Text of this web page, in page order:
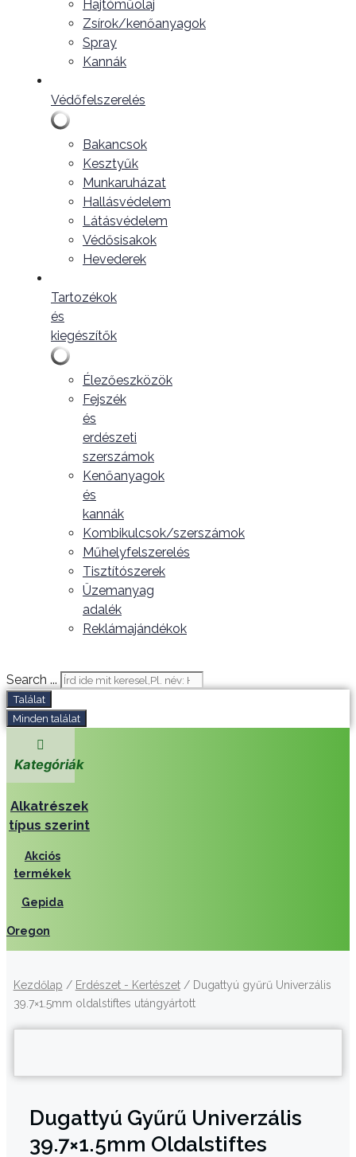
Hajtóműolaj
Zsírok/kenőanyagok
Spray
Kannák
Védőfelszerelés
Bakancsok
Kesztyűk
Munkaruházat
Hallásvédelem
Látásvédelem
Védősisakok
Hevederek
Tartozékok
és
kiegészítők
Élezőeszközök
Fejszék
és
erdészeti
szerszámok
Kenőanyagok
és
kannák
Kombikulcsok/szerszámok
Műhelyfelszerelés
Tisztítószerek
Üzemanyag
adalék
Reklámajándékok
Search ...
Találat
Minden találat
Kategóriák
Alkatrészek
típus szerint
Akciós
termékek
Gepida
Oregon
Kezdőlap / Erdészet - Kertészet/ Dugattyú gyűrű Univerzális
39.7×1.5mm oldalstiftes utángyártott
Dugattyú Gyűrű Univerzális
39.7×1.5mm Oldalstiftes